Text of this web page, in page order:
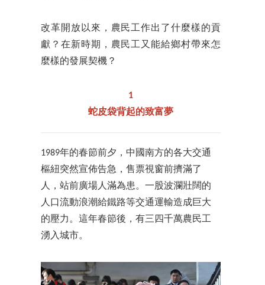
改革開放以來，農民工作出了什麼樣的貢
獻？在新時期，農民工又能給鄉村帶來怎
麼樣的發展契機？
1
蛇皮袋背起的致富夢
1989年的春節前夕，中國南方的各大交通
樞紐突然宣佈告急，售票視窗前擠滿了
人，站前廣場人滿為患。一股波瀾壯闊的
人口流動浪潮給鐵路等交通運輸造成巨大
的壓力。這年春節後，有三四千萬農民工
湧入城市。